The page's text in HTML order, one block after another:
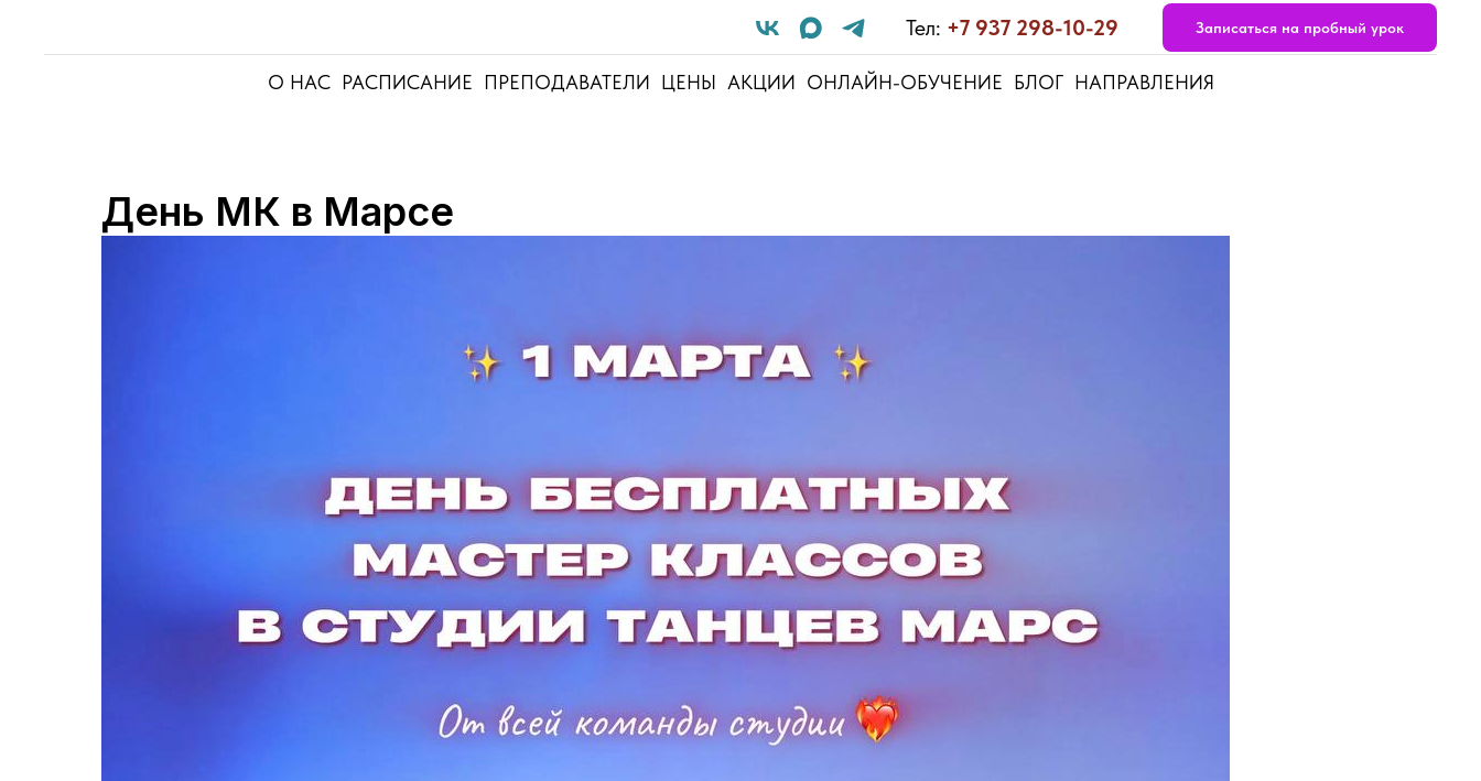
Тел: +7 937 298-10-29 Записаться на пробный урок
О НАС РАСПИСАНИЕ ПРЕПОДАВАТЕЛИ ЦЕНЫ АКЦИИ ОНЛАЙН-ОБУЧЕНИЕ БЛОГ НАПРАВЛЕНИЯ
День МК в Марсе